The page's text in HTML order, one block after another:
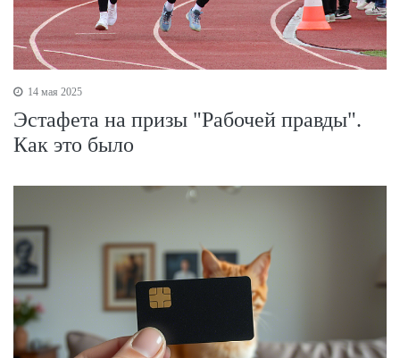
14 мая 2025
Эстафета на призы "Рабочей правды".
Как это было